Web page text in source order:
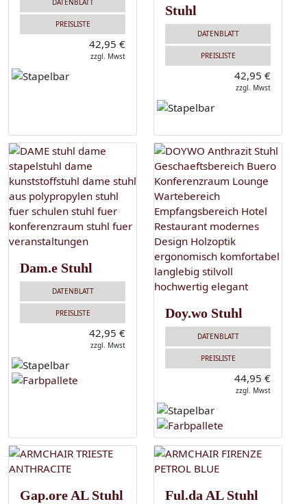
DATENBLATT
PREISLISTE
42,95 €
zzgl. Mwst
Stuhl
DATENBLATT
PREISLISTE
42,95 €
zzgl. Mwst
Dam.e Stuhl
DATENBLATT
PREISLISTE
42,95 €
zzgl. Mwst
Doy.wo Stuhl
DATENBLATT
PREISLISTE
44,95 €
zzgl. Mwst
Gap.ore AL Stuhl Ful.da AL Stuhl